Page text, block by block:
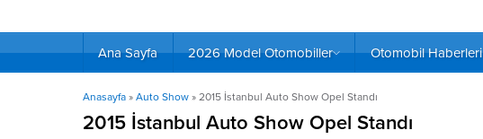
Ana Sayfa 2026 Model Otomobiller Otomobil Haberleri
Anasayfa » Auto Show » 2015 İstanbul Auto Show Opel Standı
2015 İstanbul Auto Show Opel Standı